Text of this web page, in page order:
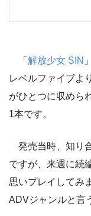
「 解放少女 SIN
レベルファイブよ
がひとつに収めら
1本です。
発売当時、知り
ですが、来週に続
思いプレイしてみ
ADVジャンルと言